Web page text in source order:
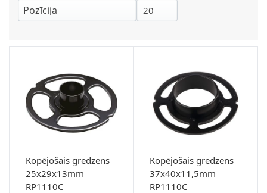
Kopējošais gredzens
25x29x13mm
RP1110C
Kopējošais gredzens
37x40x11,5mm
RP1110C